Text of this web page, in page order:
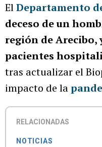
ElDepartamento
deceso de un
región de Arecibo,
pacientes
tras actualizar el
impacto de la
RELACIONADAS
NOTICIAS